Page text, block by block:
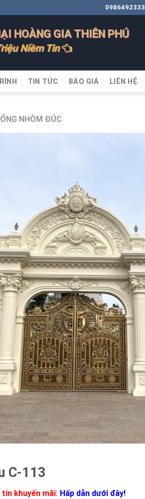
0986492333
HOÀNG GIA THIÊN PHÚ
Niềm Tin
TIN TỨC BÁO GIÁ LIÊN HỆ
NHÔM ĐÚC
C-113
khuyến mãi: Hấp dẫn dưới đây!